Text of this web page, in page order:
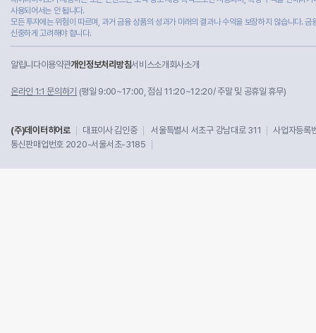
사용되어서는 안 됩니다.
모든 투자에는 위험이 따르며, 과거 금융 상품의 성과가 미래의 결과나 수익을 보장하지 않습니다.
신중하게 고려해야 합니다.
알립니다이용약관개인정보처리방침서비스소개 회사소개
온라인 1:1 문의하기 (평일 9:00~17:00, 점심 11:20~12:20/ 주말 및 공휴일 휴무)
(주)데이터히어로 대표이사 김인중 서울특별시 서초구 강남대로 311
사업자등
통신판매업번호 2020-서울서초-3185